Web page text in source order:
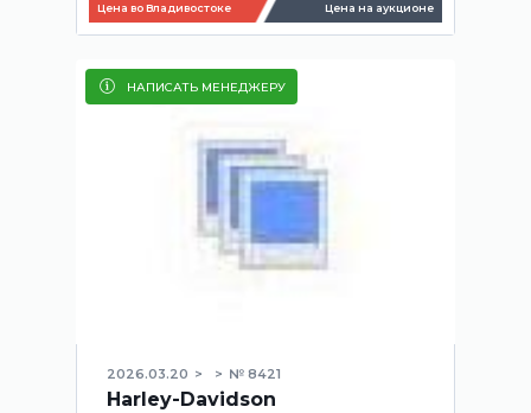
Цена во Владивостоке Цена на аукционе
НАПИСАТЬ МЕНЕДЖЕРУ
2026.03.20 № 8421
Harley-Davidson